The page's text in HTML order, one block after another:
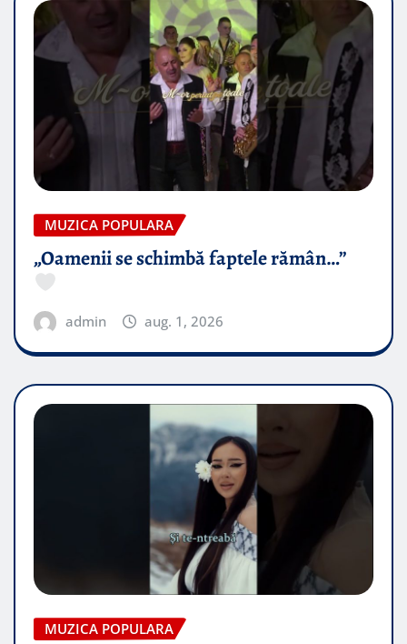
MUZICA POPULARA
„Oamenii se schimbă faptele rămân…”
admin aug. 1, 2026
MUZICA POPULARA